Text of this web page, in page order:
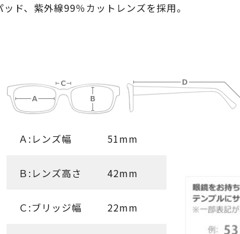
ド、紫外線99％カットレンズを採用。
Ａ:レンズ幅 51mm
Ｂ:レンズ高さ 42mm
Ｃ:ブリッジ幅 22mm